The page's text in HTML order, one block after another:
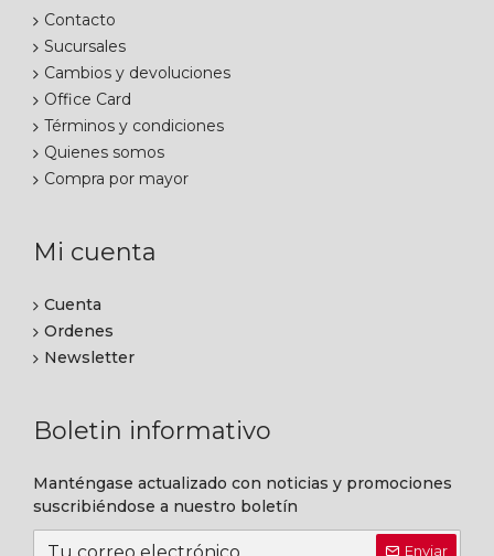
Contacto
Sucursales
Cambios y devoluciones
Office Card
Términos y condiciones
Quienes somos
Compra por mayor
Mi cuenta
Cuenta
Ordenes
Newsletter
Boletin informativo
Manténgase actualizado con noticias y promociones
suscribiéndose a nuestro boletín
Enviar